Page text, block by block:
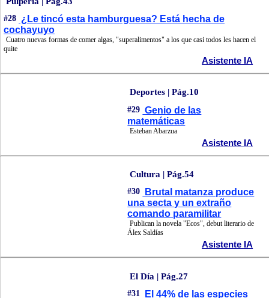
#28 ¿Le tincó esta hamburguesa? Está hecha de
cochayuyo
Cuatro nuevas formas de comer algas, "superalimentos" a los que casi todos les hacen el
quite
Asistente IA
Deportes | Pág.10
#29 Genio de las
matemáticas
Esteban Abarzua
Asistente IA
Cultura | Pág.54
#30
Brutal matanza produce
una secta y un extraño
comando paramilitar
Publican la novela "Ecos", debut literario de
Álex Saldías
Asistente IA
El Día | Pág.27
#31 El 44% de las especies